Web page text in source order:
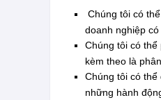
Chúng tôi có
doanh nghiệp
Chúng tôi có
kèm theo là
Chúng tôi có
những hành